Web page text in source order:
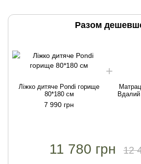
Разом
Ліжко дитяче Pondi горище
80*180 см
7 990 грн
Вдалий
11 780 грн 12